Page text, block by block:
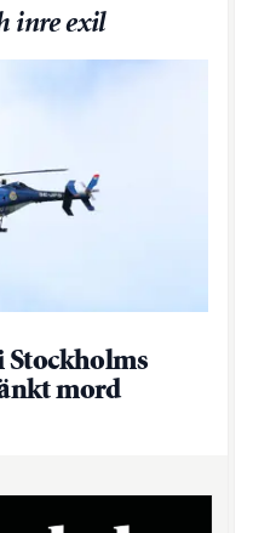
inre exil
mord